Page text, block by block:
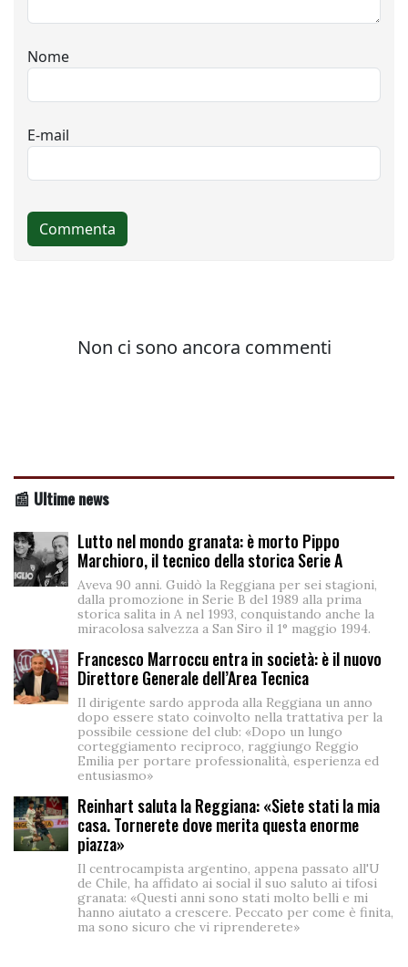
📰 Ultime news
Lutto nel mondo granata: è morto Pippo
Marchioro, il tecnico della storica Serie A
Aveva 90 anni. Guidò la Reggiana per sei stagioni,
dalla promozione in Serie B del 1989 alla prima
storica salita in A nel 1993, conquistando anche la
miracolosa salvezza a San Siro il 1° maggio 1994.
Francesco Marroccu entra in società: è il nuovo
Direttore Generale dell’Area Tecnica
Il dirigente sardo approda alla Reggiana un anno
dopo essere stato coinvolto nella trattativa per la
possibile cessione del club: «Dopo un lungo
corteggiamento reciproco, raggiungo Reggio
Emilia per portare professionalità, esperienza ed
entusiasmo»
Reinhart saluta la Reggiana: «Siete stati la mia
casa. Tornerete dove merita questa enorme
piazza»
Il centrocampista argentino, appena passato all'U
de Chile, ha affidato ai social il suo saluto ai tifosi
granata: «Questi anni sono stati molto belli e mi
hanno aiutato a crescere. Peccato per come è finita,
ma sono sicuro che vi riprenderete»